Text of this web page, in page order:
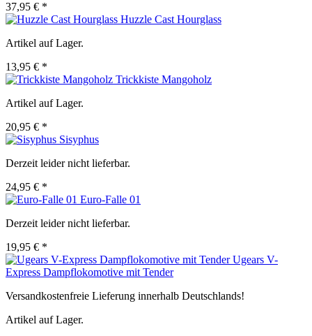
37,95 € *
Huzzle Cast Hourglass
Artikel auf Lager.
13,95 € *
Trickkiste Mangoholz
Artikel auf Lager.
20,95 € *
Sisyphus
Derzeit leider nicht lieferbar.
24,95 € *
Euro-Falle 01
Derzeit leider nicht lieferbar.
19,95 € *
Ugears V-
Express Dampflokomotive mit Tender
Versandkostenfreie Lieferung innerhalb Deutschlands!
Artikel auf Lager.